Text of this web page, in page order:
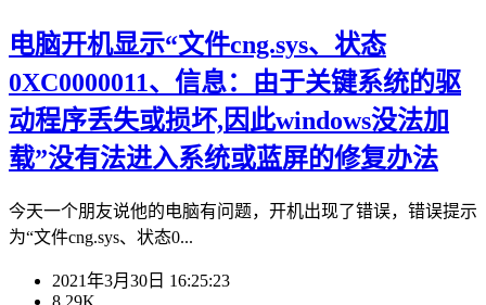
电脑开机显示“文件cng.sys、状态
0XC0000011、信息：由于关键系统的驱
动程序丢失或损坏,因此windows没法加
载”没有法进入系统或蓝屏的修复办法
今天一个朋友说他的电脑有问题，开机出现了错误，错误提示
为“文件cng.sys、状态0...
2021年3月30日 16:25:23
8.29K